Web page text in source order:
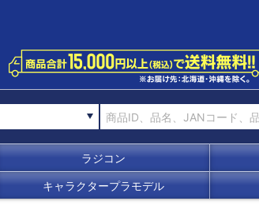
ラジコン
キャラクタープラモデル